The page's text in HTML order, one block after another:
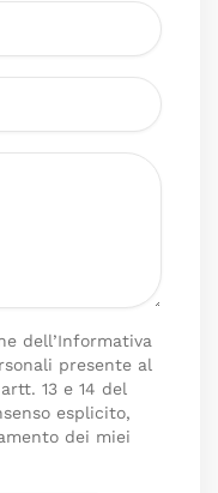
dell’Informativa
presente al
13 e 14 del
esplicito,
dei miei